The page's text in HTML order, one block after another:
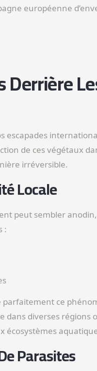
européenne
Derrière
escapades
de ces végétaux
irréversible.
Locale
peut sembler
:
parfaitement ce
dans diverses
écosystèmes
Parasites